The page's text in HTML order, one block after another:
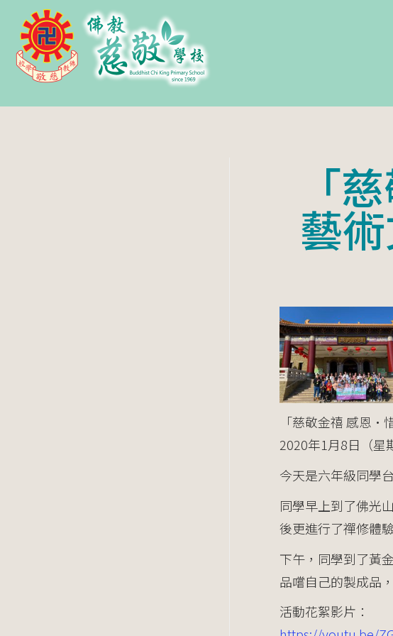
「
藝
「慈敬金禧 感恩·
2020年1月8日（星
今天是六年級同學
同學早上到了佛光
後更進行了禪修體
下午，同學到了黃
品嚐自己的製成品
活動花絮影片：